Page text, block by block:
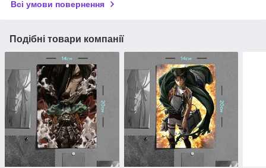
Всі умови повернення
Подібні товари компанії